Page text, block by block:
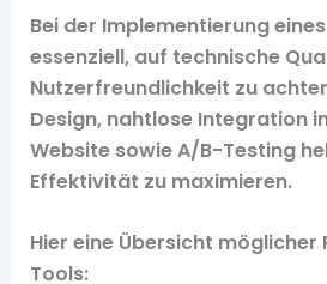
Bei der Implementierung
essenziell, auf technische
Nutzerfreundlichkeit zu
Design, nahtlose Integration
Website sowie A/B-Testing
Effektivität zu maximieren.
Hier eine Übersicht
Tools: